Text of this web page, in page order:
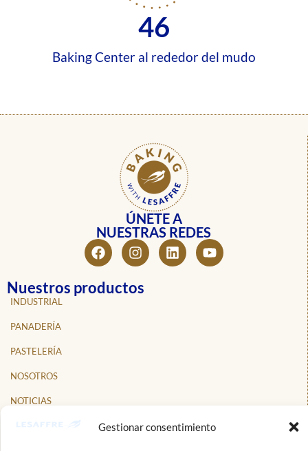
Gestionar consentimiento
Baking Center al rededor del mudo
47
ÚNETE A
NUESTRAS REDES
Nuestros productos
INDUSTRIAL
PANADERÍA
PASTELERÍA
NOSOTROS
NOTICIAS
PROFESIONALES